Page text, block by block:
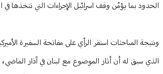
الحدود بما يؤمّن وقف اسرائيل الإجراءات التي تتخذها
ونتيجة المباحثات استقر الرأي على مفاتحة السفيرة
الذي سبق له أن أثار الموضوع مع لبنان في آذار